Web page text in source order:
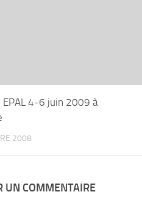
EPAL 4-6 juin 2009 à
2008
UN COMMENTAIRE